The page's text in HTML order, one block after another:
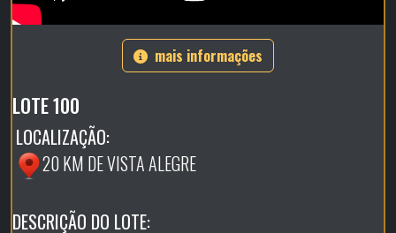
mais informações
LOTE 100
LOCALIZAÇÃO:
20 KM DE VISTA ALEGRE
DESCRIÇÃO DO LOTE: